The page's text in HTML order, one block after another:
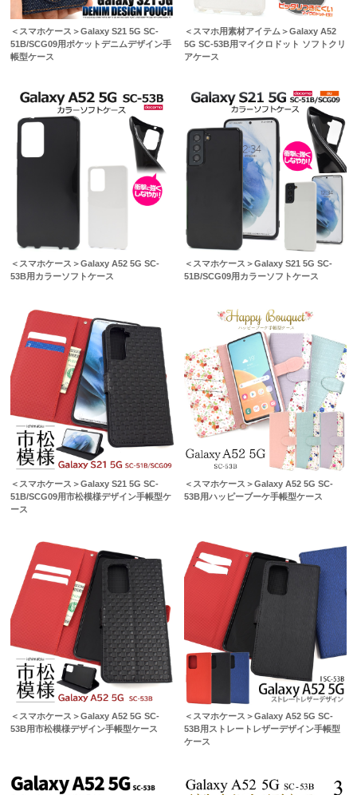
＜スマホケース＞Galaxy S21 5G SC-
51B/SCG09用ポケットデニムデザイン手
帳型ケース
＜スマホ用素材アイテム＞Galaxy A52
5G SC-53B用マイクロドット ソフトクリ
アケース
＜スマホケース＞Galaxy A52 5G SC-
53B用カラーソフトケース
＜スマホケース＞Galaxy S21 5G SC-
51B/SCG09用カラーソフトケース
＜スマホケース＞Galaxy S21 5G SC-
51B/SCG09用市松模様デザイン手帳型ケ
ース
＜スマホケース＞Galaxy A52 5G SC-
53B用ハッピーブーケ手帳型ケース
＜スマホケース＞Galaxy A52 5G SC-
53B用市松模様デザイン手帳型ケース
＜スマホケース＞Galaxy A52 5G SC-
53B用ストレートレザーデザイン手帳型
ケース